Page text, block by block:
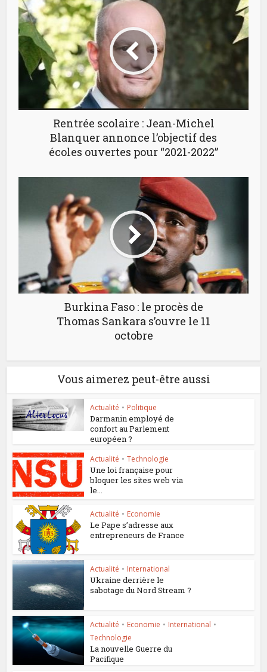
Rentrée scolaire : Jean-Michel
Blanquer annonce l’objectif des
écoles ouvertes pour “2021-2022”
Burkina Faso : le procès de
Thomas Sankara s’ouvre le 11
octobre
Vous aimerez peut-être aussi
Actualité • Politique
Darmanin employé de
confort au Parlement
européen ?
Actualité • Technologie
Une loi française pour
bloquer les sites web via
le...
Actualité • Economie
Le Pape s’adresse aux
entrepreneurs de France
Actualité • International
Ukraine derrière le
sabotage du Nord Stream ?
Actualité • Economie • International •
Technologie
La nouvelle Guerre du
Pacifique